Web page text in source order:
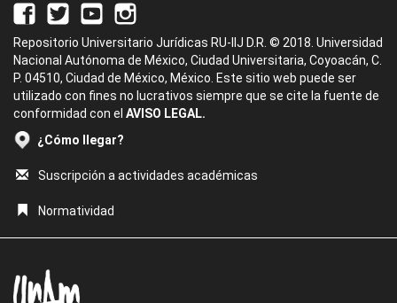
Repositorio Universitario Jurídicas RU-IIJ D.R. © 2018. Universidad
Nacional Autónoma de México, Ciudad Universitaria, Coyoacán, C.
P. 04510, Ciudad de México, México. Este sitio web puede ser
utilizado con fines no lucrativos siempre que se cite la fuente de
conformidad con el AVISO LEGAL.
¿Cómo llegar?
Suscripción a actividades académicas
Normatividad